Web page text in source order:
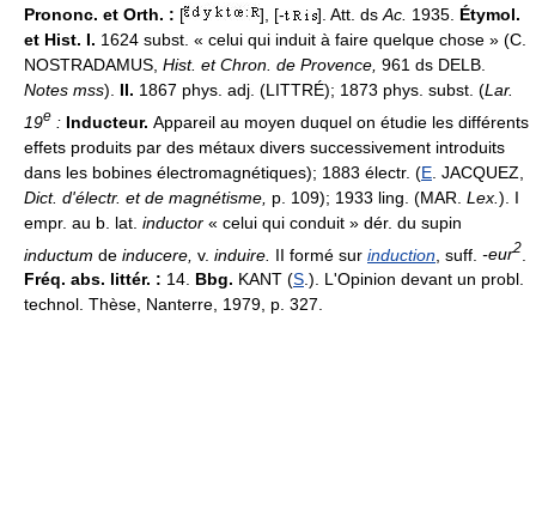
Prononc. et Orth. : [ ], [- ]. Att. ds Ac. 1935. Étymol.
et Hist. I. 1624 subst. « celui qui induit à faire quelque chose » (C.
NOSTRADAMUS, Hist. et Chron. de Provence, 961 ds DELB.
Notes mss). II. 1867 phys. adj. (LITTRÉ); 1873 phys. subst. (Lar.
19e : Inducteur. Appareil au moyen duquel on étudie les différents
effets produits par des métaux divers successivement introduits
dans les bobines électromagnétiques); 1883 électr. (E . JACQUEZ,
Dict. d'électr. et de magnétisme, p. 109); 1933 ling. (MAR. Lex. ). I
empr. au b. lat. inductor « celui qui conduit » dér. du supin
inductum de inducere, v. induire. II formé sur induction , suff. -eur2
Fréq. abs. littér. : 14. Bbg. KANT (S.). L'Opinion devant un probl.
technol. Thèse, Nanterre, 1979, p. 327.